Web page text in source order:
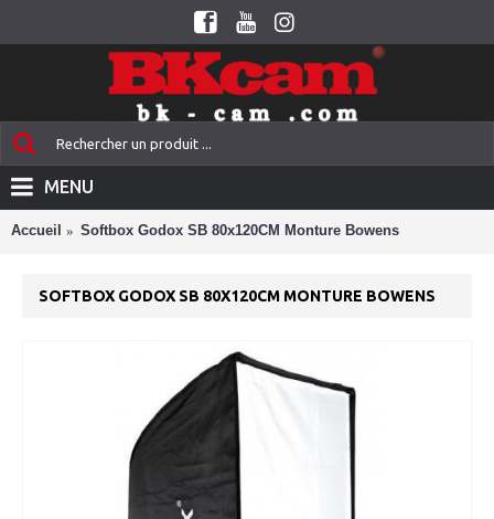
MENU
Accueil Softbox Godox SB 80x120CM Monture Bowens
SOFTBOX GODOX SB 80X120CM MONTURE BOWENS